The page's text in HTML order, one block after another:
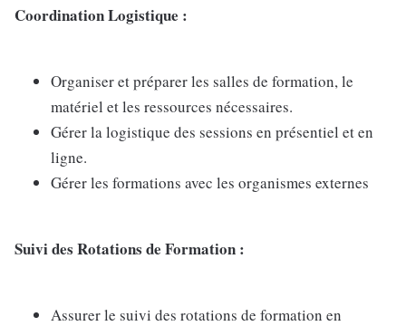
Coordination Logistique :
Organiser et préparer les salles de formation, le
matériel et les ressources nécessaires.
Gérer la logistique des sessions en présentiel et en
ligne.
Gérer les formations avec les organismes externes
Suivi des Rotations de Formation :
Assurer le suivi des rotations de formation en